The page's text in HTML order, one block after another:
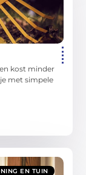
kost minder
met simpele
EN TUIN